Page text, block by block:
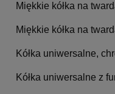
Miękkie kółka na
Miękkie kółka na
Kółka uniwersalne,
Kółka uniwersalne z